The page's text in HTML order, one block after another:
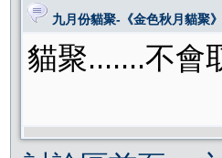
九月份貓聚-《金色秋月貓聚》
貓聚.......不會